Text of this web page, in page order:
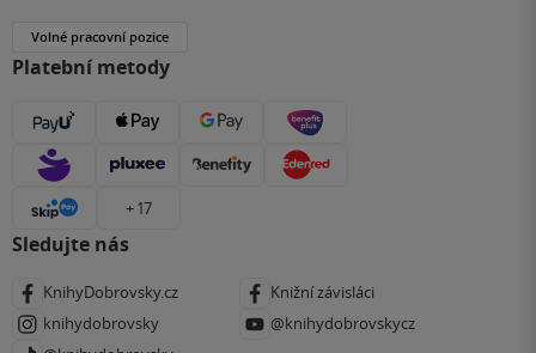
Volné pracovní pozice
Platební metody
+ 17
Sledujte nás
KnihyDobrovsky.cz
Knižní závisláci
knihydobrovsky
@knihydobrovskycz